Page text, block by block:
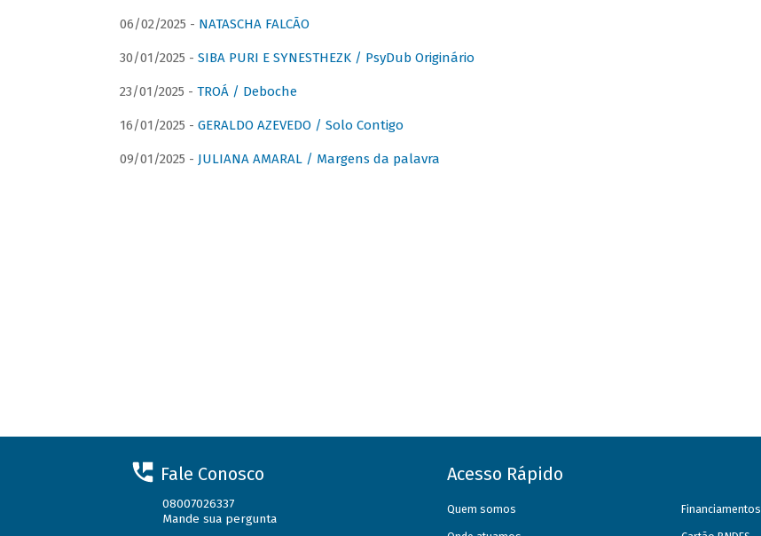
06/02/2025 - NATASCHA FALCÃO
30/01/2025 - SIBA PURI E SYNESTHEZK / PsyDub Originário
23/01/2025 - TROÁ / Deboche
16/01/2025 - GERALDO AZEVEDO / Solo Contigo
09/01/2025 - JULIANA AMARAL / Margens da palavra
Fale Conosco
08007026337
Mande sua pergunta
Acesso Rápido
Quem somos Financiamentos